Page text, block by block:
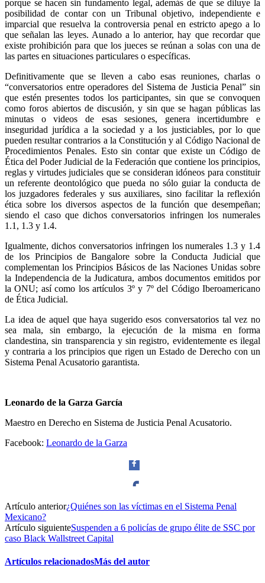
Telegram
porque se hacen sin fundamento legal, además de que se diluye la
posibilidad de contar con un Tribunal objetivo, independiente e
imparcial que resuelva la controversia penal en estricto apego a lo
que señalan las leyes. Aunado a lo anterior, hay que recordar que
existe prohibición para que los jueces se reúnan a solas con una de
las partes en situaciones particulares o específicas.
Definitivamente que se lleven a cabo esas reuniones, charlas o
“conversatorios entre operadores del Sistema de Justicia Penal” sin
que estén presentes todos los participantes, sin que se convoquen
como foros abiertos de discusión, y sin que se hagan públicas las
minutas o videos de esas sesiones, genera incertidumbre e
inseguridad jurídica a la sociedad y a los justiciables, por lo que
pueden resultar contrarios a la Constitución y al Código Nacional de
Procedimientos Penales. Esto sin contar que existe un Código de
Ética del Poder Judicial de la Federación que contiene los principios,
reglas y virtudes judiciales que se consideran idóneos para constituir
un referente deontológico que pueda no sólo guiar la conducta de
los juzgadores federales y sus auxiliares, sino facilitar la reflexión
ética sobre los diversos aspectos de la función que desempeñan;
siendo el caso que dichos conversatorios infringen los numerales
1.1, 1.3 y 1.4.
Igualmente, dichos conversatorios infringen los numerales 1.3 y 1.4
de los Principios de Bangalore sobre la Conducta Judicial que
complementan los Principios Básicos de las Naciones Unidas sobre
la Independencia de la Judicatura, ambos documentos emitidos por
la ONU; así como los artículos 3º y 7º del Código Iberoamericano
de Ética Judicial.
La idea de aquel que haya sugerido esos conversatorios tal vez no
sea mala, sin embargo, la ejecución de la misma en forma
clandestina, sin transparencia y sin registro, evidentemente es ilegal
y contraria a los principios que rigen un Estado de Derecho con un
Sistema Penal Acusatorio garantista.
Leonardo de la Garza García
Maestro en Derecho en Sistema de Justicia Penal Acusatorio.
Facebook: Leonardo de la Garza
Facebook
Artículo anterior¿Quiénes son las víctimas en el Sistema Penal
Mexicano?
Artículo siguienteSuspenden a 6 policías de grupo élite de SSC por
caso Black Wallstreet Capital
Artículos relacionadosMás del autor